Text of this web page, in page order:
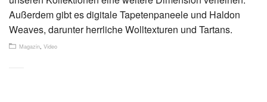
Außerdem gibt es digitale Tapetenpaneele und Haldon
Weaves, darunter herrliche Wolltexturen und Tartans.
Magazin Video